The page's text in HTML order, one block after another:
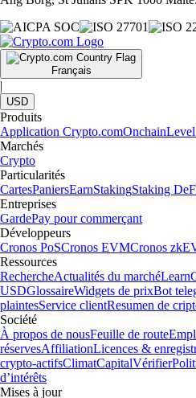
Français
|
USD
Produits
Application Crypto.comOnchain
Marchés
Crypto
Particularités
CartesPaniersEarnStakingStaking
Entreprises
GardePay pour commerçant
Développeurs
Cronos PoSCronos EVMCronos
Ressources
RechercheActualités du marchéLearn
USDGlossaireWidgets de prixBot
plaintesService clientResumen de
Société
À propos de nousFeuille de route
réservesAffiliationLicences &
crypto-actifsClimatCapitalVérifier
d’intérêts
Mises à jour